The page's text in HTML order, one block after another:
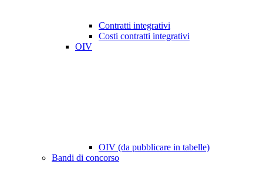
Contratti integrativi
Costi contratti integrativi
OIV
OIV (da pubblicare in tabelle)
Bandi di concorso